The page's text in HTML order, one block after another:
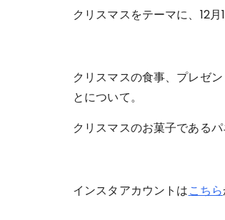
クリスマスをテーマに、12
クリスマスの食事、プレゼ
とについて。
クリスマスのお菓子である
インスタアカウントはこちら